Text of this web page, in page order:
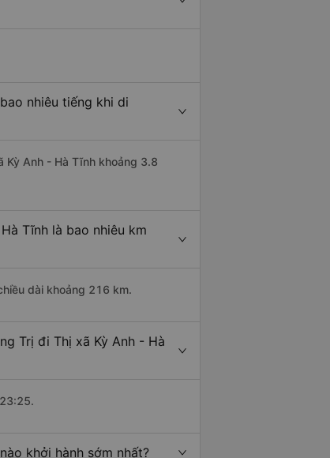
nhiêu tiếng khi di
Kỳ Anh - Hà Tĩnh khoảng 3.8
Tĩnh là bao nhiêu km
dài khoảng 216 km.
Trị đi Thị xã Kỳ Anh - Hà
khởi hành sớm nhất?